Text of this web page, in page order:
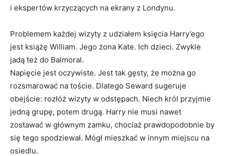
i ekspertów krzyczących na ekrany z Londynu.
Problemem każdej wizyty z udziałem księcia Harry’ego
jest książę William. Jego żona Kate. Ich dzieci. Zwykle
jadą też do Balmoral.
Napięcie jest oczywiste. Jest tak gęsty, że można go
rozsmarować na toście. Dlatego Seward sugeruje
obejście: rozłóż wizyty w odstępach. Niech król przyjmie
jedną grupę, potem drugą. Harry nie musi nawet
zostawać w głównym zamku, chociaż prawdopodobnie by
się tego spodziewał. Mógł mieszkać w innym miejscu na
osiedlu.